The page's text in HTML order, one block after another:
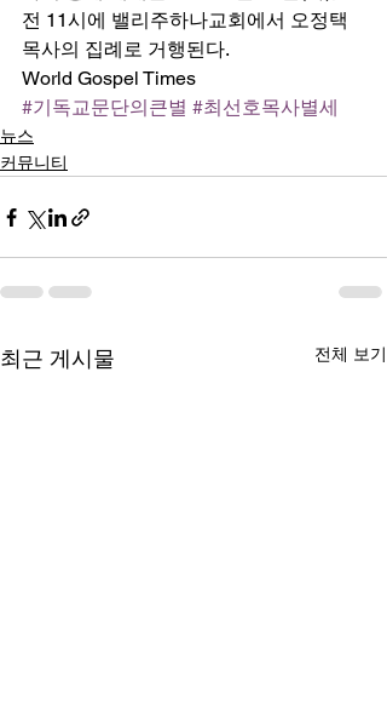
전 11시에 밸리주하나교회에서 오정택
목사의 집례로 거행된다.
World Gospel Times
#기독교문단의큰별 #최선호목사별세
뉴스
커뮤니티
최근 게시물 전체 보기